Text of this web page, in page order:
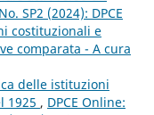
SP2 (2024): DPCE
costituzionali e
comparata - A cura
delle istituzioni
1925 , DPCE Online: